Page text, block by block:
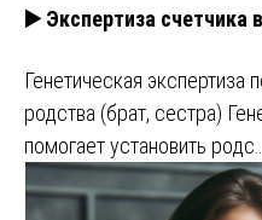
▶️ Экспертиза счетчика
Генетическая экспертиза
родства (брат, сестра)
помогает установить